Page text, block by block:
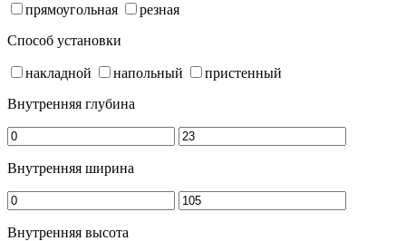
прямоугольная
резная
Способ установки
накладной напольный
пристенный
Внутренняя глубина
Внутренняя ширина
Внутренняя высота